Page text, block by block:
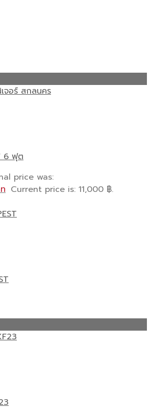
6 ฟุต
price was:
Current price is: 11,000 ฿.